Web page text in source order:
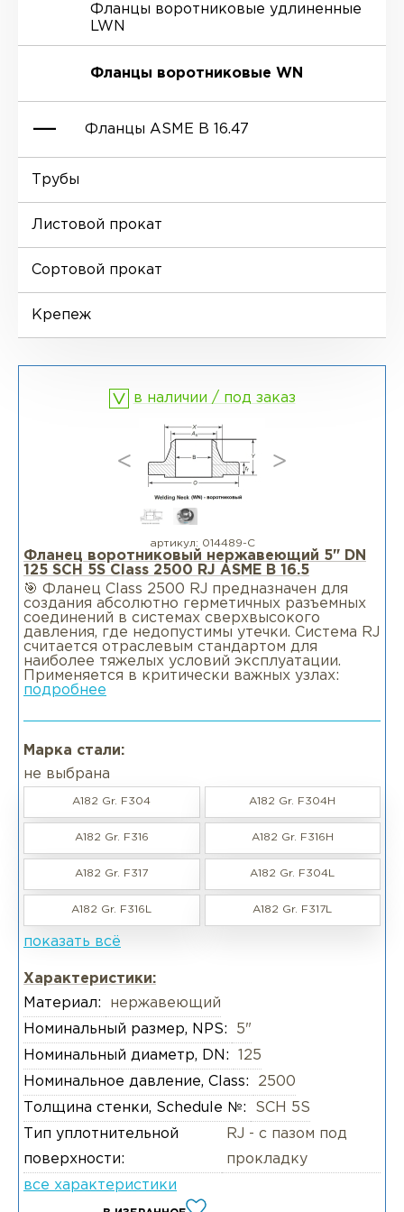
Отводы EN 10253-4
Отводы MSS SP-75
Переходы DIN 2616-1
Переходы DIN 2616-2
Ниппели
Фланцы воротниковые удлиненные
LWN
Фланцы воротниковые WN
Фланцы ASME B 16.47
Трубы
Листовой прокат
Сортовой прокат
Крепеж
в наличии / под заказ
артикул: 014489-С
Фланец воротниковый нержавеющий 5" DN
125 SCH 5S Class 2500 RJ ASME B 16.5
🎯 Фланец Class 2500 RJ предназначен для
создания абсолютно герметичных разъемных
соединений в системах сверхвысокого
давления, где недопустимы утечки. Система RJ
считается отраслевым стандартом для
наиболее тяжелых условий эксплуатации.
Применяется в критически важных узлах:
подробнее
Марка стали:
не выбрана
A182 Gr. F304 A182 Gr. F304H
A182 Gr. F316 A182 Gr. F316H
A182 Gr. F317 A182 Gr. F304L
A182 Gr. F316L A182 Gr. F317L
показать всё
Характеристики:
Материал:
нержавеющий
Номинальный размер, NPS:
5"
Номинальный диаметр, DN:
125
Номинальное давление, Class:
2500
Толщина стенки, Schedule №:
SCH 5S
Тип уплотнительной
поверхности:
RJ - с пазом под
прокладку
все характеристики